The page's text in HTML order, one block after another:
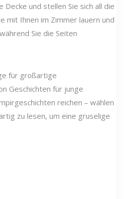
Decke und stellen Sie sich all die
mit Ihnen im Zimmer lauern und
Sie die Seiten
für großartige
Geschichten für junge
reichen – wählen
zu lesen, um eine gruselige